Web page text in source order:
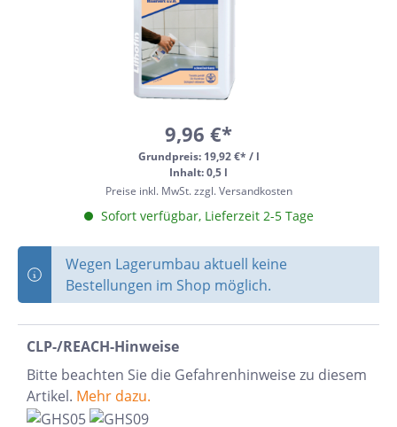
9,96 €*
Grundpreis: 19,92 €* / l
Inhalt: 0,5 l
Preise inkl. MwSt. zzgl. Versandkosten
Sofort verfügbar, Lieferzeit 2-5 Tage
Wegen Lagerumbau aktuell keine
Bestellungen im Shop möglich.
CLP-/REACH-Hinweise
Bitte beachten Sie die Gefahrenhinweise zu diesem
Artikel. Mehr dazu.